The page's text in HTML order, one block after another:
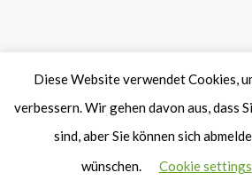
Diese Website verwendet Cookies,
verbessern. Wir gehen davon aus, dass
sind, aber Sie können sich
wünschen.
Cookie settings